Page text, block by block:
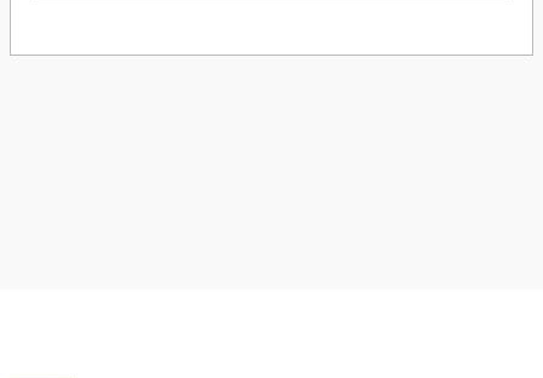
yetersiz gördüğünüz noktaları öneri formunu kullanarak tarafımıza